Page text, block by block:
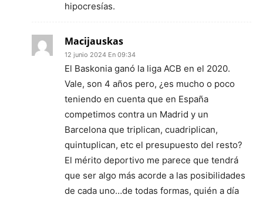
hipocresías.
Macijauskas
12 junio 2024 En 09:34
El Baskonia ganó la liga ACB en el 2020.
Vale, son 4 años pero, ¿es mucho o poco
teniendo en cuenta que en España
competimos contra un Madrid y un
Barcelona que triplican, cuadriplican,
quintuplican, etc el presupuesto del resto?
El mérito deportivo me parece que tendrá
que ser algo más acorde a las posibilidades
de cada uno…de todas formas, quién a día